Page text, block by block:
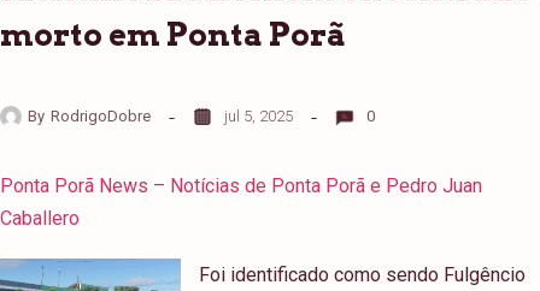
morto em Ponta Porã
By RodrigoDobre jul 5, 2025 0
Ponta Porã News – Notícias de Ponta Porã e Pedro Juan
Caballero
Foi identificado como sendo Fulgêncio